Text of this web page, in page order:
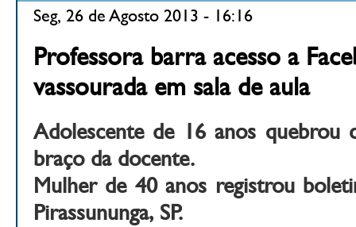
Seg, 26 de Agosto 2013 - 16:16
Professora barra acesso a
vassourada em sala de aula
Adolescente de 16 anos quebrou
braço da docente.
Mulher de 40 anos registrou
Pirassununga, SP.